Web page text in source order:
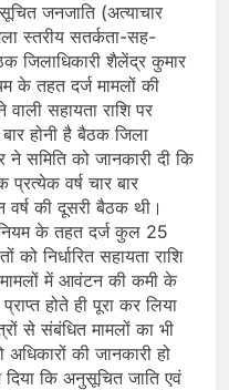
जनजाति (अत्याचार
स्तरीय सतर्कता-सह-
जिलाधिकारी शैलेंद्र कुमार
के तहत दर्ज मामलों की
वाली सहायता राशि पर
होनी है बैठक जिला
ने समिति को जानकारी दी कि
वर्ष चार बार
वर्ष की दूसरी बैठक थी।
के तहत दर्ज कुल 25
को निर्धारित सहायता राशि
में आवंटन की कमी के
होते ही पूरा कर लिया
से संबंधित मामलों का भी
की जानकारी हो
दिया कि अनुसूचित जाति एवं